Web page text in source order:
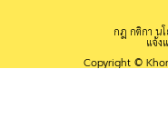
กฎ กติกา นโ
แจ้ง
Copyright ©